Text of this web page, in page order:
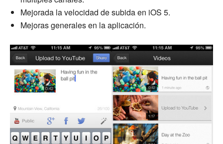
Mejorada la velocidad de subida en iOS 5.
Mejoras generales en la aplicación.